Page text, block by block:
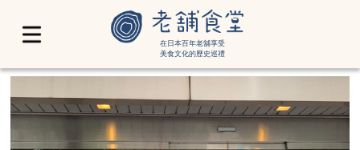
在日本百年老舖享受
美食文化的歷史巡禮